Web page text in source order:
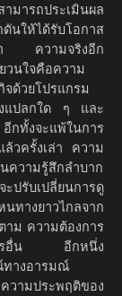
มารถประเมินผล
นให้ได้รับโอกาส
มา ความจริงอีก
วนใจคือความ
ด้วยโปรแกรม
งแปลกใด ๆ และ
กทั้งจะแพ้ในการ
วครั้งเล่า ความ
ความรู้สึกลำบาก
รับเปลี่ยนการดู
ทางยาวไกลจาก
าม ความต้องการ
ใครอื่น อีกหนึ่ง
ทางอารมณ์
ามประพฤติของ